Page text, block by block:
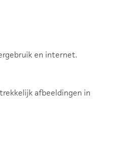
en internet.
afbeeldingen in